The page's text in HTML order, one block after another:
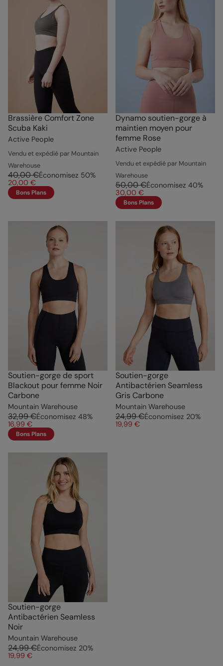
Brassière Comfort Zone
Scuba Kaki
Active People
Vendu et expédié par Mountain
Warehouse
40,00 €Économisez 50%
20,00 €
Bons Plans
Dynamo soutien-gorge à
maintien moyen pour
femme Rose
Active People
Vendu et expédié par Mountain
Warehouse
50,00 €Économisez 40%
30,00 €
Bons Plans
Soutien-gorge de sport
Blackout pour femme Noir
Carbone
Mountain Warehouse
32,99 €Économisez 48%
16,99 €
Bons Plans
Soutien-gorge
Antibactérien Seamless
Gris Carbone
Mountain Warehouse
24,99 €Économisez 20%
19,99 €
Soutien-gorge
Antibactérien Seamless
Noir
Mountain Warehouse
24,99 €Économisez 20%
19,99 €